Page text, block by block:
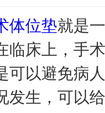
体位垫就是
临床上，手
可以避免病
发生，可以